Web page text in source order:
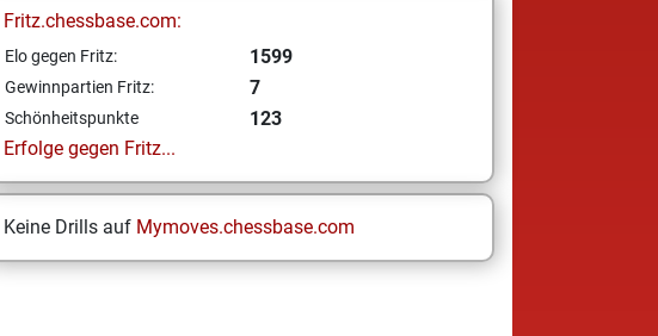
Fritz.chessbase.com:
Elo gegen Fritz: 1599
Gewinnpartien Fritz: 7
Schönheitspunkte
123
Erfolge gegen Fritz...
Keine Drills auf Mymoves.chessbase.com